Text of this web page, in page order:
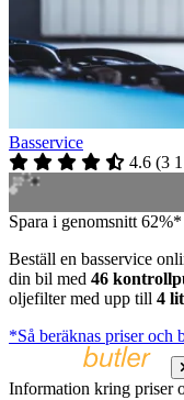
Basservice
4.6 (3
Spara i genomsnitt 62%*
Beställ en basservice
din bil med 46
oljefilter med upp till 4
*Så beräknas priser och
Information kring priser